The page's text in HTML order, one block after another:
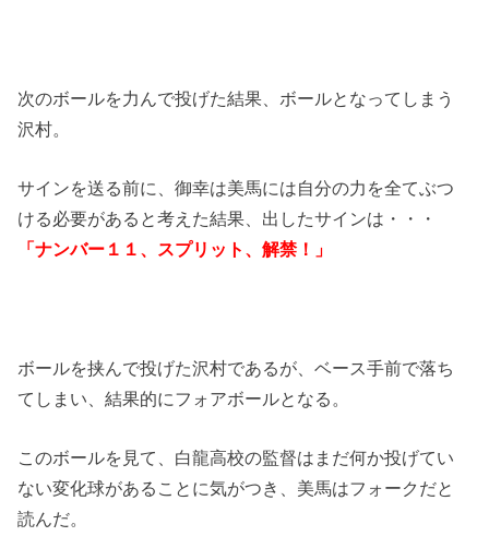
次のボールを力んで投げた結果、ボールとなってしまう
沢村。
サインを送る前に、御幸は美馬には自分の力を全てぶつ
ける必要があると考えた結果、出したサインは・・・
「ナンバー１１、スプリット、解禁！」
ボールを挟んで投げた沢村であるが、ベース手前で落ち
てしまい、結果的にフォアボールとなる。
このボールを見て、白龍高校の監督はまだ何か投げてい
ない変化球があることに気がつき、美馬はフォークだと
読んだ。